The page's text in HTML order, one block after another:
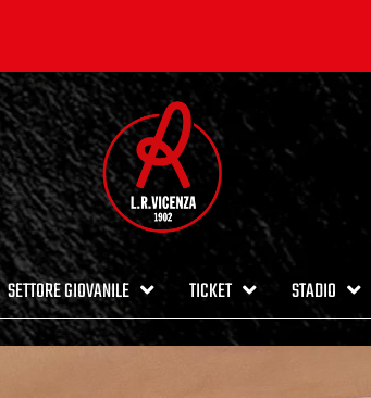
SETTORE GIOVANILE TICKET STADIO